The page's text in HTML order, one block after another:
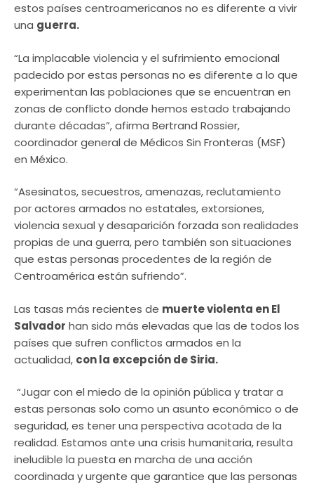
estos países centroamericanos no es diferente a vivir
una guerra.
“La implacable violencia y el sufrimiento emocional
padecido por estas personas no es diferente a lo que
experimentan las poblaciones que se encuentran en
zonas de conflicto donde hemos estado trabajando
durante décadas”, afirma Bertrand Rossier,
coordinador general de Médicos Sin Fronteras (MSF)
en México.
“Asesinatos, secuestros, amenazas, reclutamiento
por actores armados no estatales, extorsiones,
violencia sexual y desaparición forzada son realidades
propias de una guerra, pero también son situaciones
que estas personas procedentes de la región de
Centroamérica están sufriendo”.
Las tasas más recientes de muerte violenta en El
Salvador han sido más elevadas que las de todos los
países que sufren conflictos armados en la
actualidad, con la excepción de Siria.
“Jugar con el miedo de la opinión pública y tratar a
estas personas solo como un asunto económico o de
seguridad, es tener una perspectiva acotada de la
realidad. Estamos ante una crisis humanitaria, resulta
ineludible la puesta en marcha de una acción
coordinada y urgente que garantice que las personas